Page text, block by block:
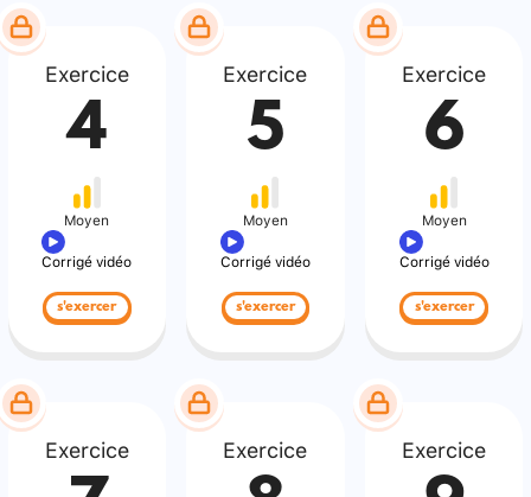
Exercice
4
Moyen
Corrigé vidéo
s'exercer
Exercice
5
Moyen
Corrigé vidéo
s'exercer
Exercice
6
Moyen
Corrigé vidéo
s'exercer
Exercice Exercice Exercice